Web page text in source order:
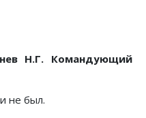
Н.Г. Командующий
не был.